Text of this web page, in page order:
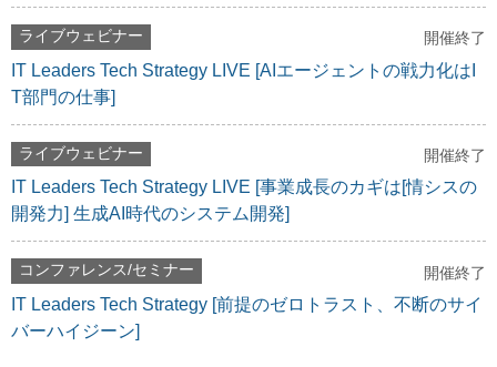
ライブウェビナー 開催終了
IT Leaders Tech Strategy LIVE [AIエージェントの戦力化はI
T部門の仕事]
ライブウェビナー 開催終了
IT Leaders Tech Strategy LIVE [事業成長のカギは[情シスの
開発力] 生成AI時代のシステム開発]
コンファレンス/セミナー 開催終了
IT Leaders Tech Strategy [前提のゼロトラスト、不断のサイ
バーハイジーン]